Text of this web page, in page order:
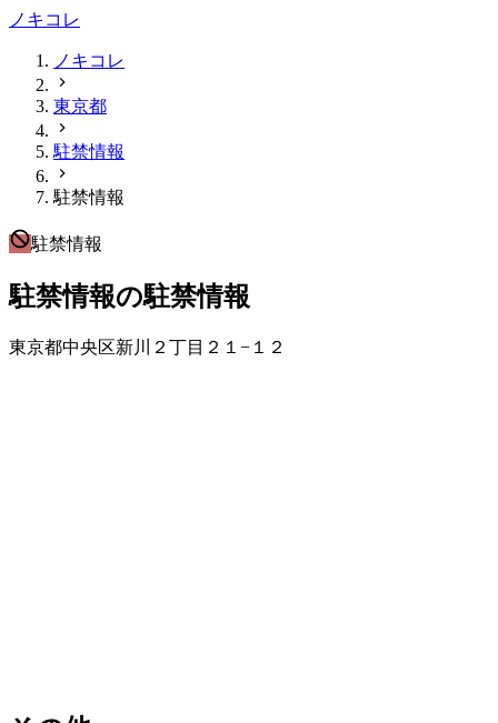
ノキコレ
ノキコレ
東京都
駐禁情報
駐禁情報
駐禁情報
駐禁情報の駐禁情報
東京都中央区新川２丁目２１−１２